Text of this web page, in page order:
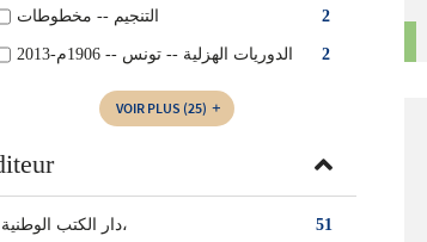
2 التنجيم‏ -- ‏مخطوطات
2 الدوريات الهزلية‏ -- ‏تونس‏‏ -- ‏1906م-2013
VOIR PLUS (25)
51 دار الكتب الوطنية،